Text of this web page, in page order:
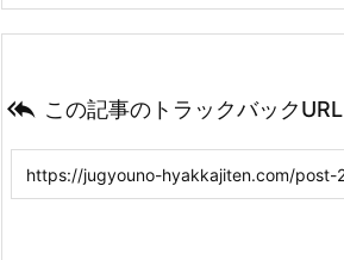
 この記事のトラックバックURL